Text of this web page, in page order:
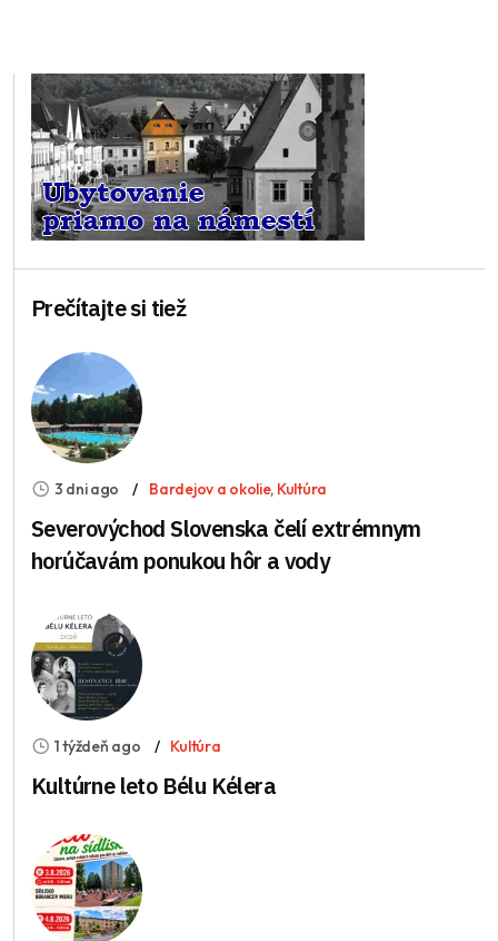
Prečítajte si tiež
3 dni ago Bardejov a okolie, Kultúra
Severovýchod Slovenska čelí extrémnym
horúčavám ponukou hôr a vody
1 týždeň ago Kultúra
Kultúrne leto Bélu Kélera